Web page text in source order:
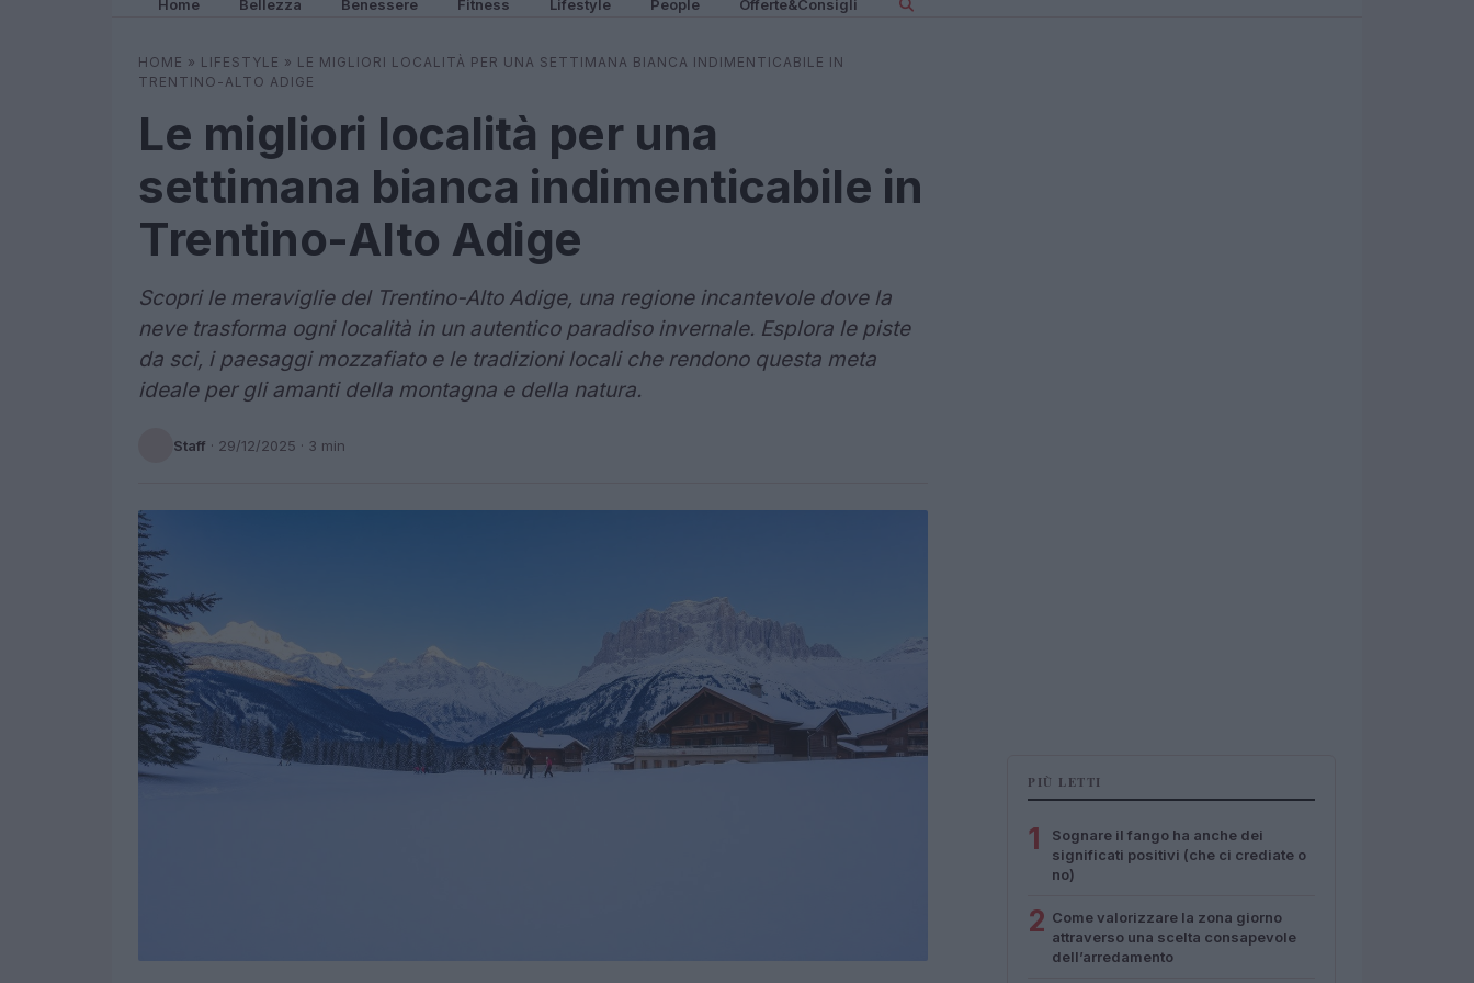
Home Bellezza Benessere Fitness Lifestyle People Offerte&Consigli
HOME » LIFESTYLE » LE MIGLIORI LOCALITÀ PER UNA SETTIMANA BIANCA INDIMENTICABILE IN
TRENTINO-ALTO ADIGE
Le migliori località per una
settimana bianca indimenticabile in
Trentino-Alto Adige
Scopri le meraviglie del Trentino-Alto Adige, una regione incantevole dove la
neve trasforma ogni località in un autentico paradiso invernale. Esplora le piste
da sci, i paesaggi mozzafiato e le tradizioni locali che rendono questa meta
ideale per gli amanti della montagna e della natura.
Staff · 29/12/2025 · 3 min
PIÙ LETTI
1
Sognare il fango ha anche dei
significati positivi (che ci crediate o
no)
2 Come valorizzare la zona giorno
attraverso una scelta consapevole
dell’arredamento